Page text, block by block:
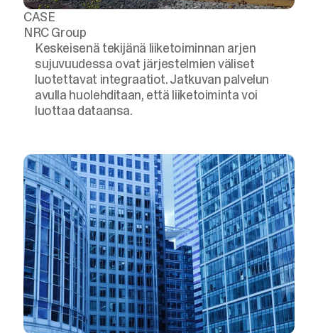
CASE
NRC Group
Keskeisenä tekijänä liiketoiminnan arjen
sujuvuudessa ovat järjestelmien väliset
luotettavat integraatiot. Jatkuvan palvelun
avulla huolehditaan, että liiketoiminta voi
luottaa dataansa.